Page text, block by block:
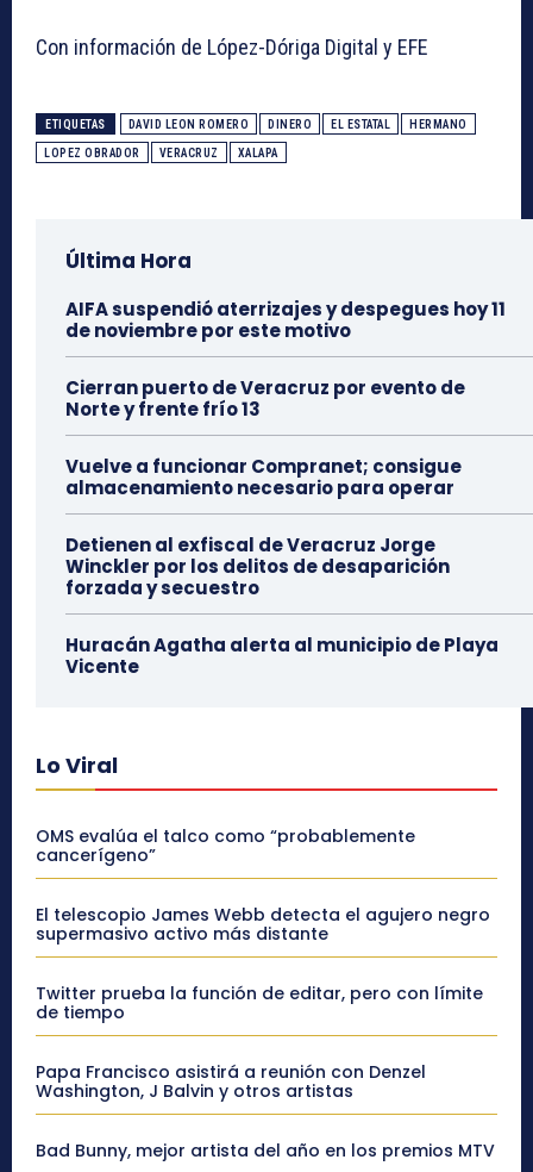
Con información de López-Dóriga Digital y EFE
ETIQUETAS DAVID LEON ROMERO DINERO EL ESTATAL HERMANO
LOPEZ OBRADOR VERACRUZ XALAPA
Última Hora
AIFA suspendió aterrizajes y despegues hoy 11
de noviembre por este motivo
Cierran puerto de Veracruz por evento de
Norte y frente frío 13
Vuelve a funcionar Compranet; consigue
almacenamiento necesario para operar
Detienen al exfiscal de Veracruz Jorge
Winckler por los delitos de desaparición
forzada y secuestro
Huracán Agatha alerta al municipio de Playa
Vicente
Lo Viral
OMS evalúa el talco como “probablemente
cancerígeno”
El telescopio James Webb detecta el agujero negro
supermasivo activo más distante
Twitter prueba la función de editar, pero con límite
de tiempo
Papa Francisco asistirá a reunión con Denzel
Washington, J Balvin y otros artistas
Bad Bunny, mejor artista del año en los premios MTV